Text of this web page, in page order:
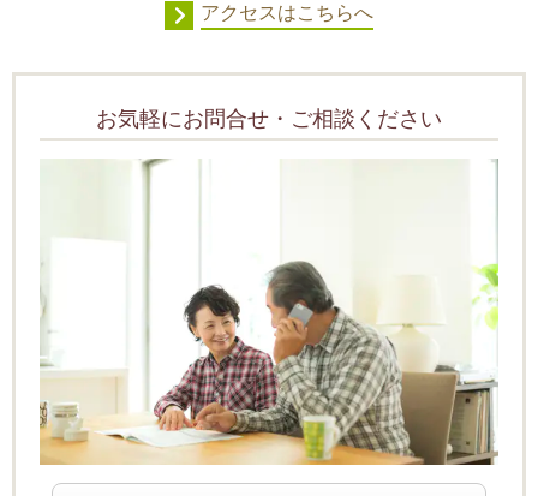
アクセスはこちらへ
お気軽にお問合せ・ご相談ください